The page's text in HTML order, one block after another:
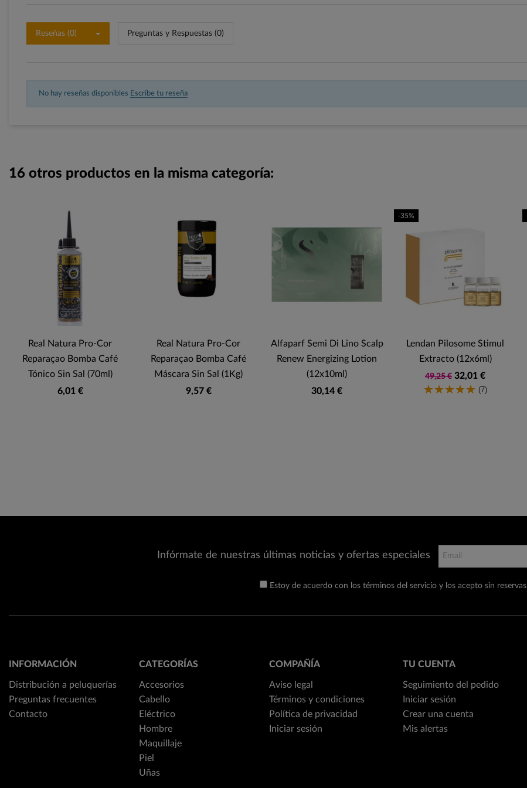
Reseñas (0) Preguntas y Respuestas (0)
No hay reseñas disponibles Escribe tu reseña
16 otros productos en la misma categoría:
Real Natura Pro-Cor
Reparaçao Bomba Café
Tónico Sin Sal (70ml)
6,01 €
Real Natura Pro-Cor
Reparaçao Bomba Café
Máscara Sin Sal (1Kg)
9,57 €
Alfaparf Semi Di Lino Scalp
Renew Energizing Lotion
(12x10ml)
30,14 €
Lendan Pilosome Stimul
Extracto (12x6ml)
49,25 € 32,01 €
(7)
-35%
Infórmate de nuestras últimas noticias y ofertas especiales
Estoy de acuerdo con los términos del servicio y los acepto sin reservas.
INFORMACIÓN
Distribución a peluquerías
Preguntas frecuentes
Contacto
CATEGORÍAS
Accesorios
Cabello
Eléctrico
Hombre
Maquillaje
Piel
Uñas
COMPAÑÍA
Aviso legal
Términos y condiciones
Política de privacidad
Iniciar sesión
TU CUENTA
Seguimiento del pedido
Iniciar sesión
Crear una cuenta
Mis alertas